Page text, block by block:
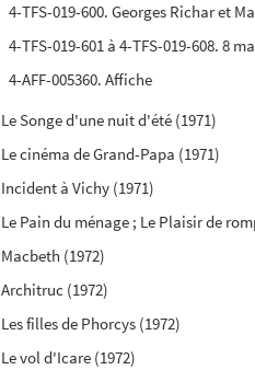
4-TFS-019-600. Georges Richar et
4-TFS-019-601 à 4-TFS-019-608. 8
4-AFF-005360. Affiche
Le Songe d'une nuit d'été (1971)
Le cinéma de Grand-Papa (1971)
Incident à Vichy (1971)
Le Pain du ménage ; Le Plaisir de
Macbeth (1972)
Architruc (1972)
Les filles de Phorcys (1972)
Le vol d'Icare (1972)